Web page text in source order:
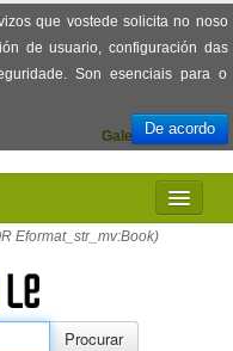
que vostede solicita no noso
de usuario, configuración das
Son esenciais para o
De acordo
Español
Galego
Eformat_str_mv:Book)
Procurar